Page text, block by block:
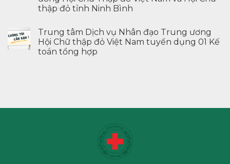
thập đỏ tỉnh Ninh Bình
Trung tâm Dịch vụ Nhân đạo Trung ương
Hội Chữ thập đỏ Việt Nam tuyển dụng 01 Kế
toán tổng hợp